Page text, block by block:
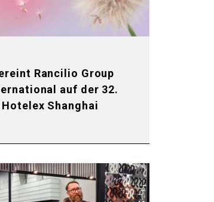
Rancilio Group
auf der 32.
Shanghai